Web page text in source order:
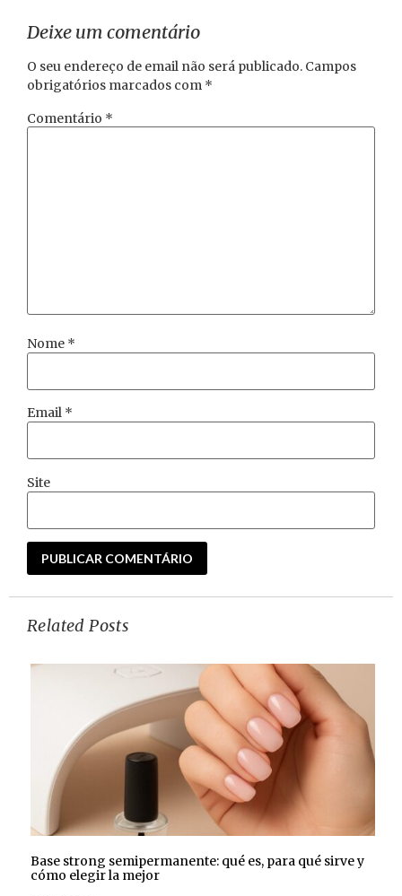
Deixe um comentário
O seu endereço de email não será publicado. Campos
obrigatórios marcados com *
Comentário *
Nome *
Email *
Site
Related Posts
Base strong semipermanente: qué es, para qué sirve y
cómo elegir la mejor